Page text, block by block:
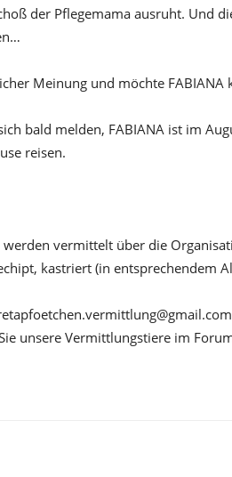
der Pflegemama ausruht. Und
Meinung und möchte FABIANA
bald melden, FABIANA ist im
reisen.
werden vermittelt über die
kastriert (in entsprechendem
unsere Vermittlungstiere im